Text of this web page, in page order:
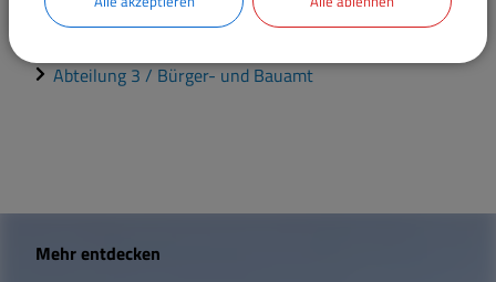
Sachgebiet 31 / Bauamt, Tiefbau und
Abteilung 3 / Bürger- und Bauamt
W
Mehr entdecken